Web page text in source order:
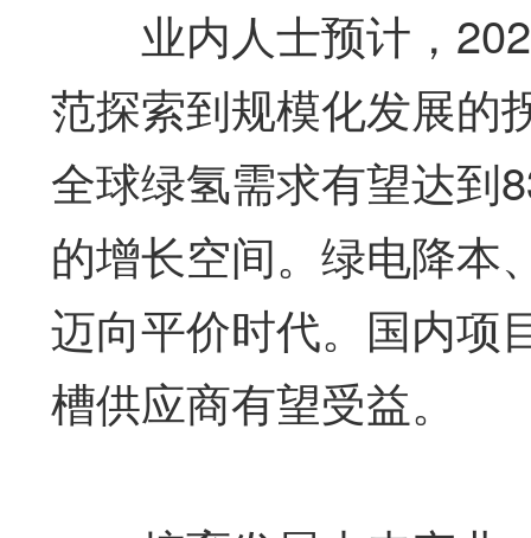
业内人士预计，
范探索到规模化发展的
全球绿氢需求有望达到
的增长空间。绿电降本
迈向平价时代。国内项
槽供应商有望受益。